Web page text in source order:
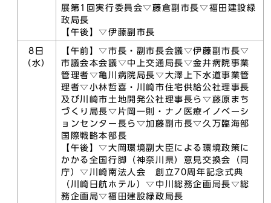
展第1回実行委員会▽藤倉副市長▽福田建設緑
政局長
【午後】▽伊藤副市長
8日
（水）
【午前】▽市長・副市長会議▽伊藤副市長▽
市議会本会議▽中上交通局長▽金井病院事業
管理者▽亀川病院局長▽大澤上下水道事業管
理者▽小林哲喜・川崎市住宅供給公社理事長
及び川崎市土地開発公社理事長ら▽藤原まち
づくり局長▽片岡一則・ナノ医療イノベーシ
ョンセンター長ら▽加藤副市長▽久万臨海部
国際戦略本部長
【午後】▽大岡環境副大臣による環境政策に
かかる全国行脚（神奈川県）意見交換会（同
庁）▽川崎南法人会 創立70周年記念式典
（川崎日航ホテル）▽中川総務企画局長▽総
務企画局▽福田建設緑政局長